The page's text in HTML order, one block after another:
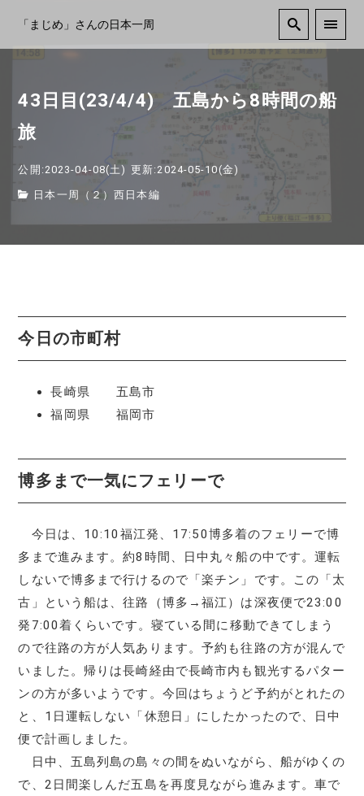
「まじめ」さんの日本一周
43日目(23/4/4) 五島から8時間の船
旅
公開:2023-04-08(土) 更新:2024-05-10(金)
日本一周（２）西日本編
今日の市町村
長崎県 五島市
福岡県 福岡市
博多まで一気にフェリーで
今日は、10:10福江発、17:50博多着のフェリーで博
多まで進みます。約8時間、日中丸々船の中です。運転
しないで博多まで行けるので「楽チン」です。この「太
古」という船は、往路（博多→福江）は深夜便で23:00
発7:00着くらいです。寝ている間に移動できてしまう
ので往路の方が人気あります。予約も往路の方が混んで
いました。帰りは長崎経由で長崎市内も観光するパター
ンの方が多いようです。今回はちょうど予約がとれたの
と、1日運転しない「休憩日」にしたかったので、日中
便で計画しました。
日中、五島列島の島々の間をぬいながら、船がゆくの
で、2日間楽しんだ五島を再度見ながら進みます。車で